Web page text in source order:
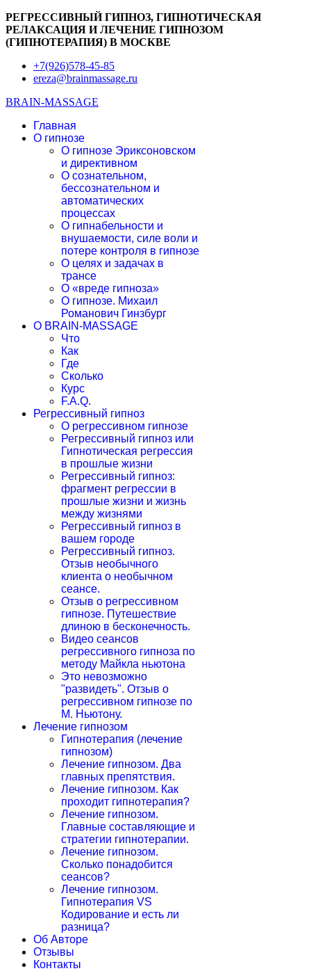
РЕГРЕССИВНЫЙ ГИПНОЗ, ГИПНОТИЧЕСКАЯ
РЕЛАКСАЦИЯ И ЛЕЧЕНИЕ ГИПНОЗОМ
(ГИПНОТЕРАПИЯ) В МОСКВЕ
+7(926)578-45-85
ereza@brainmassage.ru
BRAIN-MASSAGE
Главная
О гипнозе
О гипнозе Эриксоновском
и директивном
О сознательном,
бессознательном и
автоматических
процессах
О гипнабельности и
внушаемости, силе воли и
потере контроля в гипнозе
О целях и задачах в
трансе
О «вреде гипноза»
О гипнозе. Михаил
Романович Гинзбург
О BRAIN-MASSAGE
Что
Как
Где
Сколько
Курс
F.A.Q.
Регрессивный гипноз
О регрессивном гипнозе
Регрессивный гипноз или
Гипнотическая регрессия
в прошлые жизни
Регрессивный гипноз:
фрагмент регрессии в
прошлые жизни и жизнь
между жизнями
Регрессивный гипноз в
вашем городе
Регрессивный гипноз.
Отзыв необычного
клиента о необычном
сеансе.
Отзыв о регрессивном
гипнозе. Путешествие
длиною в бесконечность.
Видео сеансов
регрессивного гипноза по
методу Майкла ньютона
Это невозможно
"развидеть". Отзыв о
регрессивном гипнозе по
М. Ньютону.
Лечение гипнозом
Гипнотерапия (лечение
гипнозом)
Лечение гипнозом. Два
главных препятствия.
Лечение гипнозом. Как
проходит гипнотерапия?
Лечение гипнозом.
Главные составляющие и
стратегии гипнотерапии.
Лечение гипнозом.
Сколько понадобится
сеансов?
Лечение гипнозом.
Гипнотерапия VS
Кодирование и есть ли
разница?
Об Авторе
Отзывы
Контакты